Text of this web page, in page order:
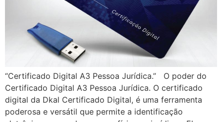
“Certificado Digital A3 Pessoa Jurídica.” O poder do
Certificado Digital A3 Pessoa Jurídica. O certificado
digital da Dkal Certificado Digital, é uma ferramenta
poderosa e versátil que permite a identificação